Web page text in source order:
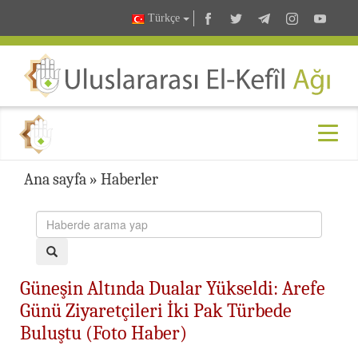
Türkçe
Ana sayfa » Haberler
Güneşin Altında Dualar Yükseldi: Arefe
Günü Ziyaretçileri İki Pak Türbede
Buluştu (Foto Haber)